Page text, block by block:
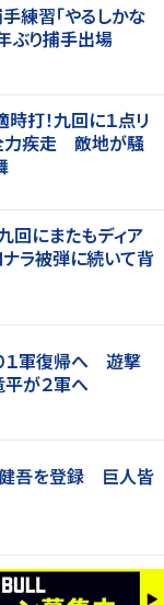
練習「やるしかな
ぶり捕手出場
打！九回に１点リ
力疾走 敵地が騒
回にまたもディア
ラ被弾に続いて背
１軍復帰へ 遊撃
が２軍へ
健吾を登録 巨人皆